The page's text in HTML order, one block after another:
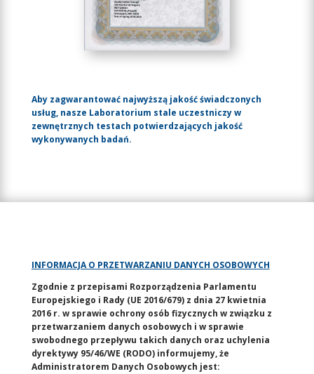
Aby zagwarantować najwyższą jakość świadczonych
usług, nasze Laboratorium stale uczestniczy w
zewnętrznych testach potwierdzających jakość
wykonywanych badań.
INFORMACJA O PRZETWARZANIU DANYCH OSOBOWYCH
Zgodnie z przepisami Rozporządzenia Parlamentu
Europejskiego i Rady (UE 2016/679) z dnia 27 kwietnia
2016 r. w sprawie ochrony osób fizycznych w związku z
przetwarzaniem danych osobowych i w sprawie
swobodnego przepływu takich danych oraz uchylenia
dyrektywy 95/46/WE (RODO) informujemy, że
Administratorem Danych Osobowych jest: